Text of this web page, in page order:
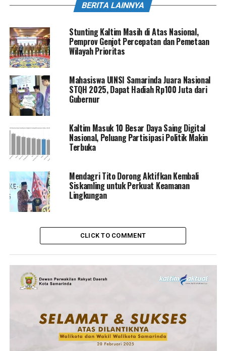
BERITA LAINNYA
Stunting Kaltim Masih di Atas Nasional,
Pemprov Genjot Percepatan dan Pemetaan
Wilayah Prioritas
Mahasiswa UINSI Samarinda Juara Nasional
STQH 2025, Dapat Hadiah Rp100 Juta dari
Gubernur
Kaltim Masuk 10 Besar Daya Saing Digital
Nasional, Peluang Partisipasi Politik Makin
Terbuka
Mendagri Tito Dorong Aktifkan Kembali
Siskamling untuk Perkuat Keamanan
Lingkungan
CLICK TO COMMENT